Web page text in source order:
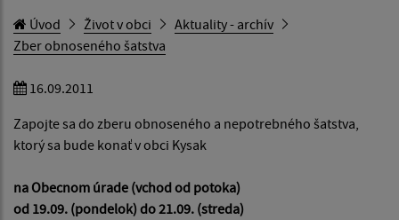
Úvod Život v obci
Aktuality - archív
Zber obnoseného šatstva
16.09.2011
Zapojte sa do zberu obnoseného a nepotrebného šatstva,
ktorý sa bude konať v obci Kysak
na Obecnom úrade (vchod od potoka)
od 19.09. (pondelok) do 21.09. (streda)